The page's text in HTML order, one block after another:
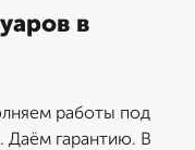
в
работы под
Даём гарантию. В